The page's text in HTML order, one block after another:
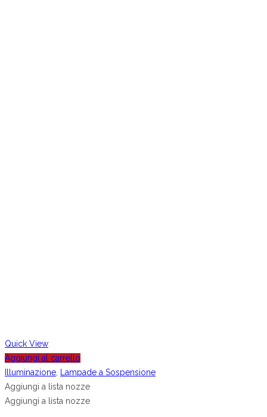
Quick View
Aggiungi al carrello
Illuminazione Lampade a Sospensione
Aggiungi a lista nozze
Aggiungi a lista nozze